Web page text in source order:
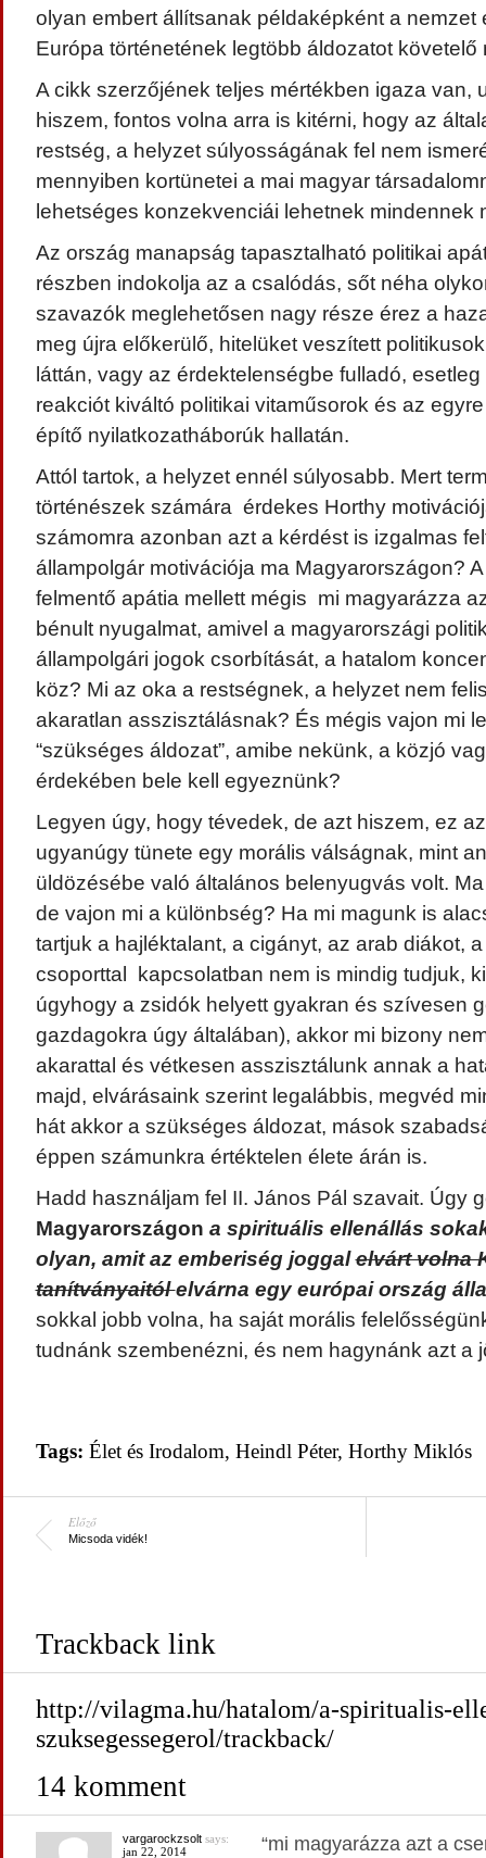
olyan embert állítsanak példaképként a nemzet
Európa történetének legtöbb áldozatot
A cikk szerzőjének teljes mértékben igaza van,
hiszem, fontos volna arra is kitérni, hogy az
restség, a helyzet súlyosságának fel nem
mennyiben kortünetei a mai magyar
lehetséges konzekvenciái lehetnek mindennek
Az ország manapság tapasztalható politikai
részben indokolja az a csalódás, sőt néha
szavazók meglehetősen nagy része érez a
meg újra előkerülő, hitelüket veszített
láttán, vagy az érdektelenségbe fulladó,
reakciót kiváltó politikai vitaműsorok és az
építő nyilatkozatháborúk hallatán.
Attól tartok, a helyzet ennél súlyosabb. Mert
történészek számára érdekes Horthy
számomra azonban azt a kérdést is izgalmas
állampolgár motivációja ma Magyarországon?
felmentő apátia mellett mégis mi magyarázza
bénult nyugalmat, amivel a magyarországi
állampolgári jogok csorbítását, a hatalom
köz? Mi az oka a restségnek, a helyzet nem
akaratlan asszisztálásnak? És mégis vajon mi
“szükséges áldozat”, amibe nekünk, a közjó
érdekében bele kell egyeznünk?
Legyen úgy, hogy tévedek, de azt hiszem, ez
ugyanúgy tünete egy morális válságnak, mint
üldözésébe való általános belenyugvás volt.
de vajon mi a különbség? Ha mi magunk is
tartjuk a hajléktalant, a cigányt, az arab diákot,
csoporttal kapcsolatban nem is mindig tudjuk,
úgyhogy a zsidók helyett gyakran és szívesen
gazdagokra úgy általában), akkor mi bizony
akarattal és vétkesen asszisztálunk annak a
majd, elvárásaink szerint legalábbis, megvéd
hát akkor a szükséges áldozat, mások
éppen számunkra értéktelen élete árán is.
Hadd használjam fel II. János Pál szavait. Úgy
Magyarországon a spirituális ellenállás
olyan, amit az emberiség joggalelvárt volna
tanítványaitólelvárna egy európai ország
sokkal jobb volna, ha saját morális
tudnánk szembenézni, és nem hagynánk azt a
Tags: Élet és Irodalom, Heindl Péter, Horthy Miklós
Előző
Micsoda vidék!
Trackback link
http://vilagma.hu/hatalom/a-spiritualis-
szuksegessegerol/trackback/
14 komment
vargarockzsoltsays:
jan 22, 2014
“mi magyarázza azt a